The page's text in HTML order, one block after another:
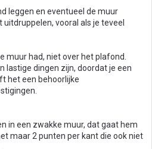
leggen en eventueel de muur
vooral als je teveel
muur had, niet over het plafond.
lastige dingen zijn, doordat je een
het een behoorlijke
in een zwakke muur, dat gaat hem
maar 2 punten per kant die ook niet